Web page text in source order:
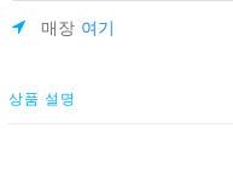
매장 여기
상품 설명